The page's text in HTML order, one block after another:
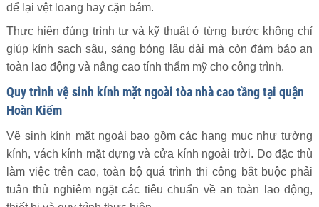
để lại vệt loang hay cặn bám.
Thực hiện đúng trình tự và kỹ thuật ở từng bước không chỉ
giúp kính sạch sâu, sáng bóng lâu dài mà còn đảm bảo an
toàn lao động và nâng cao tính thẩm mỹ cho công trình.
Quy trình vệ sinh kính mặt ngoài tòa nhà cao tầng tại quận
Hoàn Kiếm
Vệ sinh kính mặt ngoài bao gồm các hạng mục như tường
kính, vách kính mặt dựng và cửa kính ngoài trời. Do đặc thù
làm việc trên cao, toàn bộ quá trình thi công bắt buộc phải
tuân thủ nghiêm ngặt các tiêu chuẩn về an toàn lao động,